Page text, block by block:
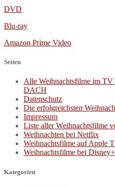
DVD
Blu-ray
Amazon Prime Video
Seiten
Alle Weihnachtsfilme im TV
DACH
Datenschutz
Die erfolgreichsten
Impressum
Liste aller Weihnachtsfilme
Weihnachten bei Netflix
Weihnachtsfilme auf Apple
Weihnachtsfilme bei Disney+
Kategorien